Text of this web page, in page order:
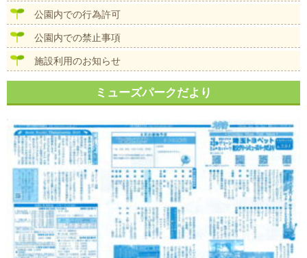
公園内での行為許可
公園内での禁止事項
施設利用のお知らせ
ミューズパークだより